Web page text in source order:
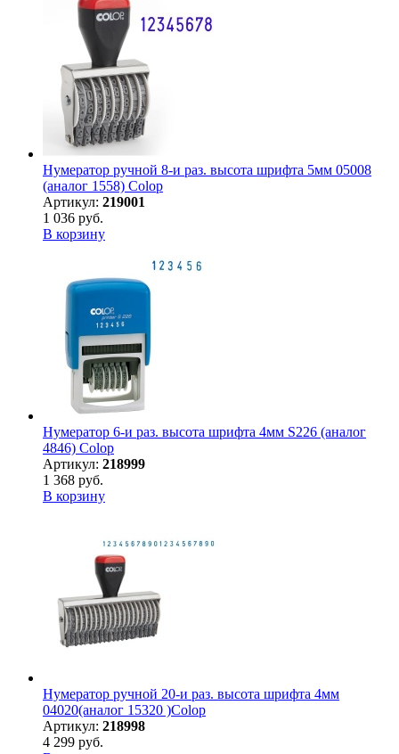
Нумератор ручной 8-и раз. высота шрифта 5мм 05008
(аналог 1558) Colop
Артикул: 219001
1 036 руб.
В корзину
Нумератор 6-и раз. высота шрифта 4мм S226 (аналог
4846) Colop
Артикул: 218999
1 368 руб.
В корзину
Нумератор ручной 20-и раз. высота шрифта 4мм
04020(аналог 15320 )Colop
Артикул: 218998
4 299 руб.